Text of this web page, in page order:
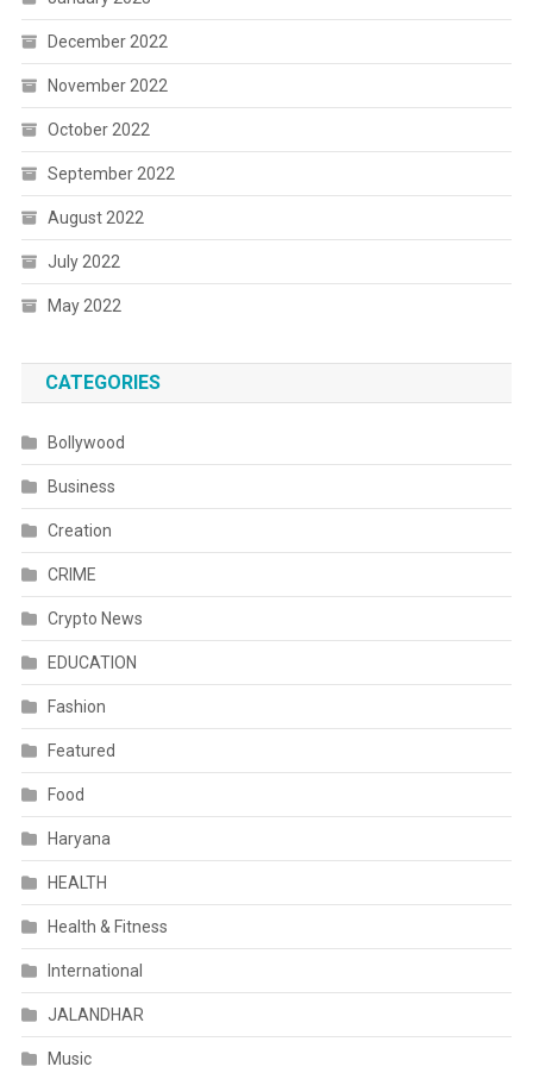
December 2022
November 2022
October 2022
September 2022
August 2022
July 2022
May 2022
CATEGORIES
Bollywood
Business
Creation
CRIME
Crypto News
EDUCATION
Fashion
Featured
Food
Haryana
HEALTH
Health & Fitness
International
JALANDHAR
Music